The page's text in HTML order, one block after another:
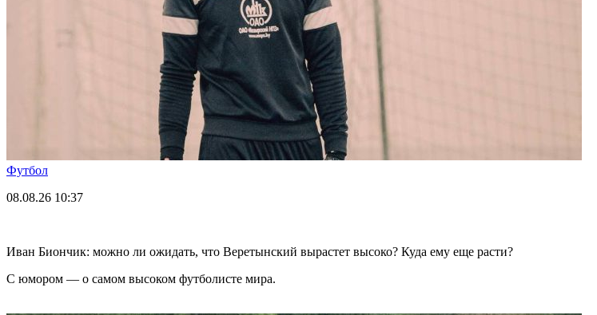
Футбол
08.08.26 10:37
Иван Биончик: можно ли ожидать, что Веретынский вырастет высоко? Куда ему еще расти?
С юмором — о самом высоком футболисте мира.